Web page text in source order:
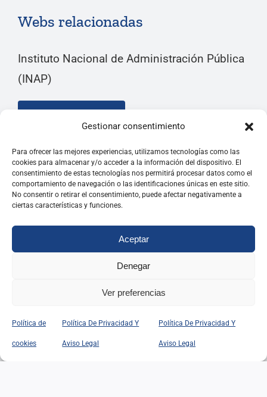
Gestionar consentimiento
Para ofrecer las mejores experiencias, utilizamos tecnologías como las
cookies para almacenar y/o acceder a la información del dispositivo. El
consentimiento de estas tecnologías nos permitirá procesar datos como el
comportamiento de navegación o las identificaciones únicas en este sitio.
No consentir o retirar el consentimiento, puede afectar negativamente a
ciertas características y funciones.
Aceptar
Denegar
Ver preferencias
Política de
cookies
Política De Privacidad Y
Aviso Legal
Política De Privacidad Y
Aviso Legal
Webs relacionadas
Instituto Nacional de Administración Pública
(INAP)
Federación Internacional de Antiguos
Alumnos del INAP de España